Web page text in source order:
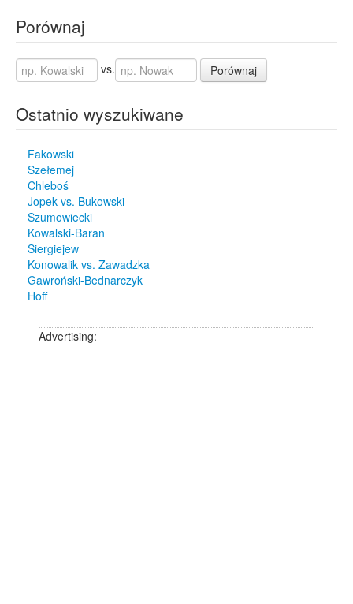
Porównaj
vs. Porównaj
Ostatnio wyszukiwane
Fakowski
Szełemej
Chleboś
Jopek vs. Bukowski
Szumowiecki
Kowalski-Baran
Siergiejew
Konowalik vs. Zawadzka
Gawroński-Bednarczyk
Hoff
Advertising: